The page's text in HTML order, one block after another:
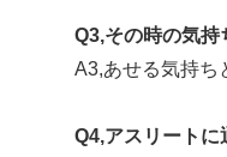
Q3,その時の気持
A3,あせる気持ち
Q4,アスリートに